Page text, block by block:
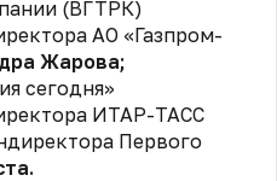
(ВГТРК)
АО «Газпром-
Жарова;
сегодня»
ИТАР-ТАСС
Первого